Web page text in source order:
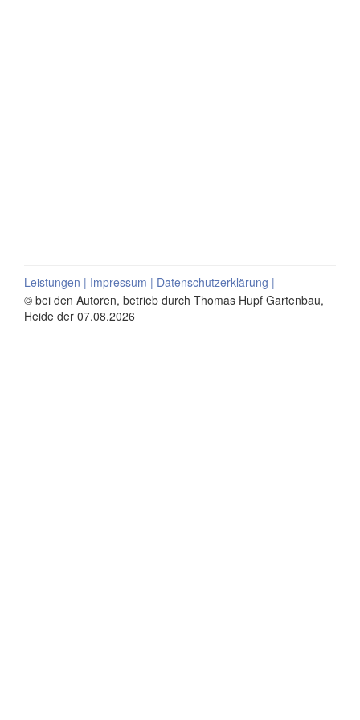
Leistungen | Impressum | Datenschutzerklärung |
© bei den Autoren, betrieb durch Thomas Hupf Gartenbau,
Heide der 07.08.2026